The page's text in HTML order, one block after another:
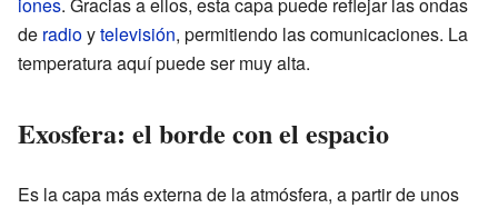
de radioytelevisión, permitiendo las comunicaciones. La
temperatura aquí puede ser muy alta.
Exosfera: el borde con el espacio
Es la capa más externa de la atmósfera, a partir de unos